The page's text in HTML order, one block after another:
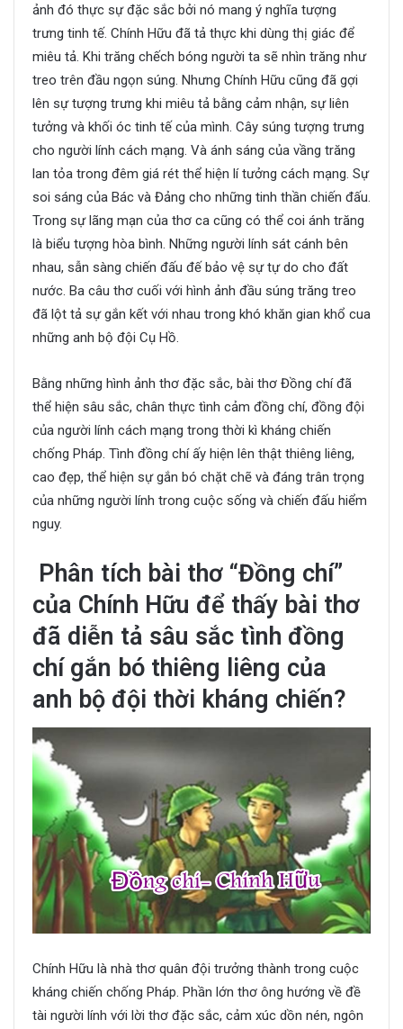
ảnh đó thực sự đặc sắc bởi nó mang ý nghĩa tượng
trưng tinh tế. Chính Hữu đã tả thực khi dùng thị giác để
miêu tả. Khi trăng chếch bóng người ta sẽ nhìn trăng như
treo trên đầu ngọn súng. Nhưng Chính Hữu cũng đã gợi
lên sự tượng trưng khi miêu tả bằng cảm nhận, sự liên
tưởng và khối óc tinh tế của mình. Cây súng tượng trưng
cho người lính cách mạng. Và ánh sáng của vầng trăng
lan tỏa trong đêm giá rét thể hiện lí tưởng cách mạng. Sự
soi sáng của Bác và Đảng cho những tinh thần chiến đấu.
Trong sự lãng mạn của thơ ca cũng có thể coi ánh trăng
là biểu tượng hòa bình. Những người lính sát cánh bên
nhau, sẫn sàng chiến đấu đế bảo vệ sự tự do cho đất
nước. Ba câu thơ cuối với hình ảnh đầu súng trăng treo
đã lột tả sự gắn kết với nhau trong khó khăn gian khổ cua
những anh bộ đội Cụ Hồ.
Bằng những hình ảnh thơ đặc sắc, bài thơ Đồng chí đã
thể hiện sâu sắc, chân thực tình cảm đồng chí, đồng đội
của người lính cách mạng trong thời kì kháng chiến
chống Pháp. Tình đồng chí ấy hiện lên thật thiêng liêng,
cao đẹp, thể hiện sự gắn bó chặt chẽ và đáng trân trọng
của những người lính trong cuộc sống và chiến đấu hiểm
nguy.
Phân tích bài thơ “Đồng chí”
của Chính Hữu để thấy bài thơ
đã diễn tả sâu sắc tình đồng
chí gắn bó thiêng liêng của
anh bộ đội thời kháng chiến?
Chính Hữu là nhà thơ quân đội trưởng thành trong cuộc
kháng chiến chống Pháp. Phần lớn thơ ông hướng về đề
tài người lính với lời thơ đặc sắc, cảm xúc dồn nén, ngôn